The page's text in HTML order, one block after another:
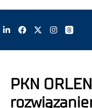
PKN